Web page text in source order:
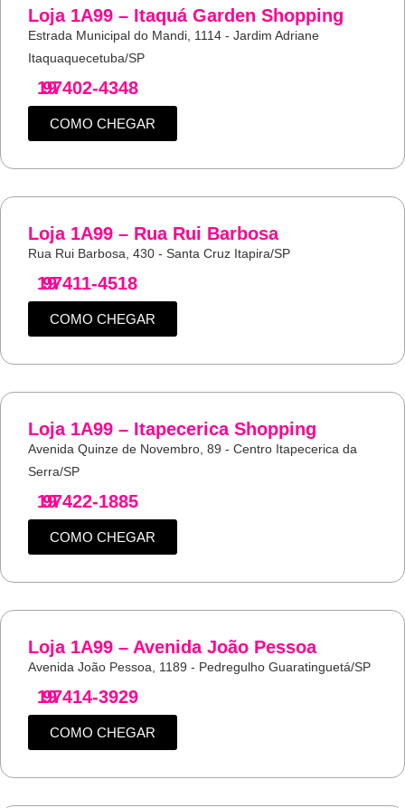
Loja 1A99 – Itaquá Garden Shopping
Estrada Municipal do Mandi, 1114 - Jardim Adriane
Itaquaquecetuba/SP
19
97402-4348
COMO CHEGAR
Loja 1A99 – Rua Rui Barbosa
Rua Rui Barbosa, 430 - Santa Cruz Itapira/SP
19
97411-4518
COMO CHEGAR
Loja 1A99 – Itapecerica Shopping
Avenida Quinze de Novembro, 89 - Centro Itapecerica da
Serra/SP
19
97422-1885
COMO CHEGAR
Loja 1A99 – Avenida João Pessoa
Avenida João Pessoa, 1189 - Pedregulho Guaratinguetá/SP
19
97414-3929
COMO CHEGAR